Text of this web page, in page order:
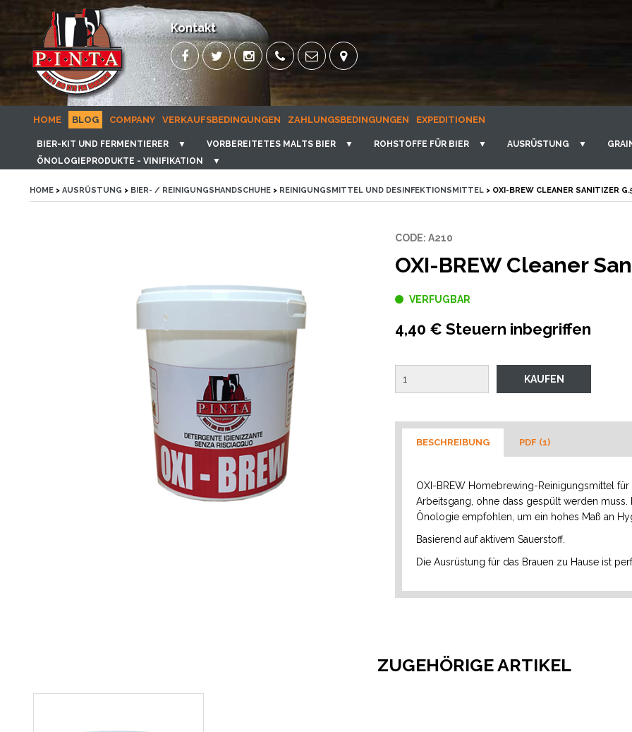
Kontakt
HOME BLOG COMPANY VERKAUFSBEDINGUNGEN ZAHLUNGSBEDINGUNGEN EXPEDITIONEN
BIER-KIT UND FERMENTIERER ▼ VORBEREITETES MALTS BIER ▼ ROHSTOFFE FÜR BIER ▼ AUSRÜSTUNG ▼
ÖNOLOGIEPRODUKTE - VINIFIKATION
▼
HOME > AUSRÜSTUNG > BIER- / REINIGUNGSHANDSCHUHE > REINIGUNGSMITTEL UND DESINFEKTIONSMITTEL > OXI-BREW CLEANER SANITIZER
CODE: A210
OXI-BREW Cleaner
VERFUGBAR
4,40 € Steuern inbegriffen
BESCHREIBUNG PDF (1)
OXI-BREW Homebrewing-Reinigungsmittel
Arbeitsgang, ohne dass gespült werden
Önologie empfohlen, um ein hohes Maß an
Basierend auf aktivem Sauerstoff.
Die Ausrüstung für das Brauen zu Hause ist
ZUGEHÖRIGE ARTIKEL